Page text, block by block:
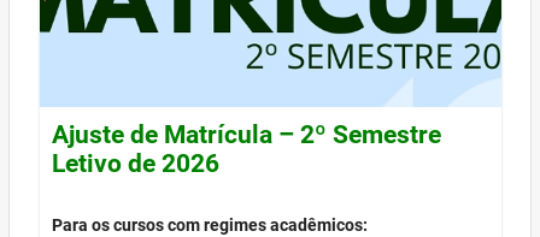
Ajuste de Matrícula – 2º Semestre
Letivo de 2026
Para os cursos com regimes acadêmicos: